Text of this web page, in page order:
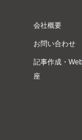
会社概要
お問い合わせ
記事作成・
座